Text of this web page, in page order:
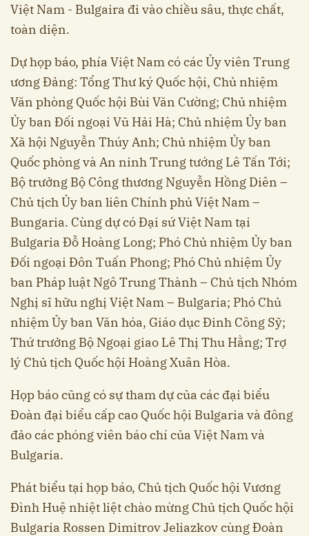
Việt Nam - Bulgaira đi vào chiều sâu, thực chất,
toàn diện.
Dự họp báo, phía Việt Nam có các Ủy viên Trung
ương Đảng: Tổng Thư ký Quốc hội, Chủ nhiệm
Văn phòng Quốc hội Bùi Văn Cường; Chủ nhiệm
Ủy ban Đối ngoại Vũ Hải Hà; Chủ nhiệm Ủy ban
Xã hội Nguyễn Thúy Anh; Chủ nhiệm Ủy ban
Quốc phòng và An ninh Trung tướng Lê Tấn Tới;
Bộ trưởng Bộ Công thương Nguyễn Hồng Diên –
Chủ tịch Ủy ban liên Chính phủ Việt Nam –
Bungaria. Cùng dự có Đại sứ Việt Nam tại
Bulgaria Đỗ Hoàng Long; Phó Chủ nhiệm Ủy ban
Đối ngoại Đôn Tuấn Phong; Phó Chủ nhiệm Ủy
ban Pháp luật Ngô Trung Thành – Chủ tịch Nhóm
Nghị sĩ hữu nghị Việt Nam – Bulgaria; Phó Chủ
nhiệm Ủy ban Văn hóa, Giáo dục Đinh Công Sỹ;
Thứ trưởng Bộ Ngoại giao Lê Thị Thu Hằng; Trợ
lý Chủ tịch Quốc hội Hoàng Xuân Hòa.
Họp báo cũng có sự tham dự của các đại biểu
Đoàn đại biểu cấp cao Quốc hội Bulgaria và đông
đảo các phóng viên báo chí của Việt Nam và
Bulgaria.
Phát biểu tại họp báo, Chủ tịch Quốc hội Vương
Đình Huệ nhiệt liệt chào mừng Chủ tịch Quốc hội
Bulgaria Rossen Dimitrov Jeliazkov cùng Đoàn